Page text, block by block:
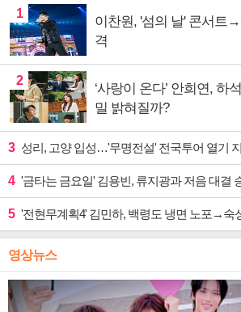
1
이찬원, '섬의 날' 콘서트
격
2
‘사랑이 온다’ 안희연,
밀 밝혀질까?
3 성리, 고양 입성…'무명전설' 전국투어 열기
4 '금타는 금요일' 김용빈, 류지광과 저음 대결
5 '전현무계획4' 김민하, 백령도 냉면 노포→숙성 광어초
영상뉴스